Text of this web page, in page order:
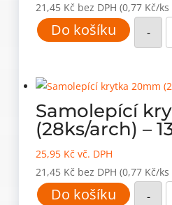
21,45 Kč bez DPH (0,77 Kč/ks
Do košíku -
Samolepící
(28ks/arch) –
25,95 Kč vč. DPH
21,45 Kč bez DPH (0,77 Kč/ks
Do košíku -